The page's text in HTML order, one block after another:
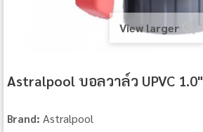
View larger
Astralpool บอลวาล์ว UPVC 1.0"
Brand: Astralpool